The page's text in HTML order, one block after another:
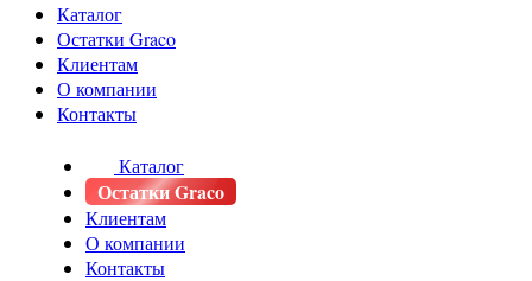
Каталог
Остатки Graco
Клиентам
О компании
Контакты
Каталог
Остатки Graco
Клиентам
О компании
Контакты